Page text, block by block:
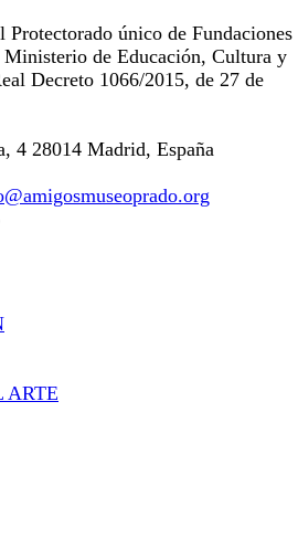
Protectorado único de Fundaciones
Ministerio de Educación, Cultura y
Decreto 1066/2015, de 27 de
4 28014 Madrid, España
ARTE